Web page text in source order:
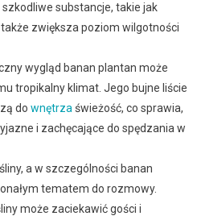
substancje, takie jak
zwiększa poziom wilgotności
wygląd banan plantan może
tropikalny klimat. Jego bujne liście
do wnętrzaświeżość, co sprawia,
i zachęcające do spędzania w
a w szczególności banan
tematem do rozmowy.
może zaciekawić gości i